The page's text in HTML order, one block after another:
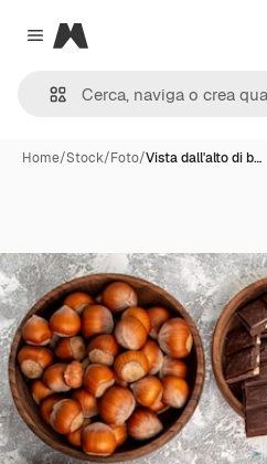
Close menu
Magnific
Home/Stock/Foto/Vista dall'alto di b…